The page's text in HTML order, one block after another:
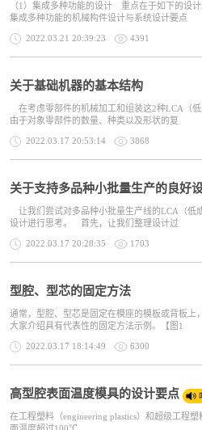
（1）集成多种功能的设计 重点在于如下的设计
集成多种功能的机械构件设计与系统设计要点
2022.03.21 20:39:23 4391
关于基础机器的基本结构
在考虑零部件的机械加工和组装这2种LCA（低
由于对象零部件的数量、种类以及形状的复
2022.03.17 20:53:14 3868
关于支持多品种小批量生产的良好
让我们尝试对多品种小批量生产线的LCA（低
设计进行思考。 首先，让我们整理设计过
2022.03.17 20:28:35 1703
型腔、型芯的固定方法
通常，型腔、型芯是固定在模座的模板或背板上
大家介绍具有代表性的固定方法示例。【图1
2022.03.17 18:14:49 6300
高型腔表面温度模具的设计要点
在工程塑料（engineering plastics）和超级工程